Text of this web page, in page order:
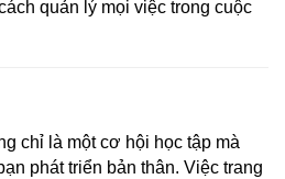
quản lý mọi việc trong cuộc
chỉ là một cơ hội học tập mà
phát triển bản thân. Việc trang